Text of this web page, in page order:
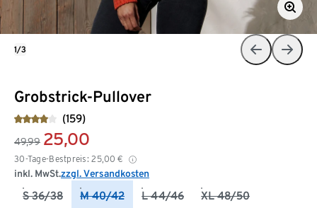
Grobstrick-Pullover
(159)
49,99 25,00
30-Tage-Bestpreis: 25,00 €
inkl. MwSt.zzgl. Versandkosten
S 36/38 M 40/42 L 44/46 XL 48/50
1/3